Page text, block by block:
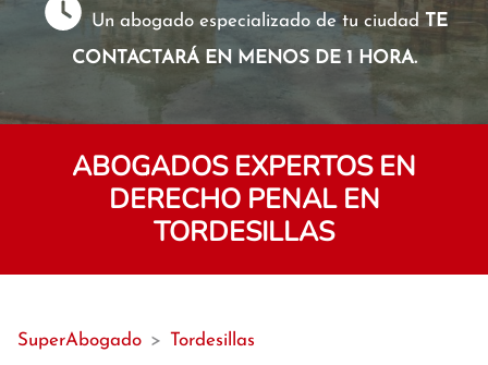
Un abogado especializado de tu ciudadTE
CONTACTARÁ EN MENOS DE 1 HORA.
ABOGADOS EXPERTOS EN
DERECHO PENAL EN
TORDESILLAS
SuperAbogado > Tordesillas